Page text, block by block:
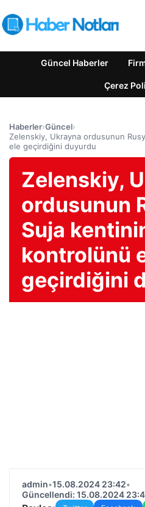
Güncel Haberler
Çerez
Haberler›Güncel›
Zelenskiy, Ukrayna ordusunun
ele geçirdiğini duyurdu
Zelenskiy,
ordusunun
Suja
kontrolünü
geçirdiğini
admin•15.08.2024 23:42•
Güncellendi: 15.08.2024